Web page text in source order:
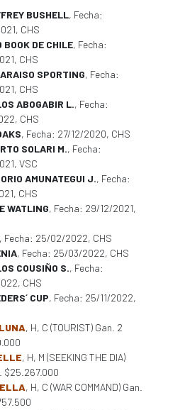
BUSHELL, Fecha:
CHS
BOOK DE CHILE, Fecha:
CHS
SPORTING, Fecha:
CHS
ABOGABIR L., Fecha:
CHS
, Fecha: 27/12/2020, CHS
SOLARI M., Fecha:
VSC
AMUNATEGUI J., Fecha:
CHS
WATLING, Fecha: 29/12/2021,
, Fecha: 25/02/2022, CHS
, Fecha: 25/03/2022, CHS
COUSIÑO S., Fecha:
CHS
CUP, Fecha: 25/11/2022,
, H, C (TOURIST) Gan. 2
, H, M (SEEKING THE DIA)
$25.267.000
, H, C (WAR COMMAND) Gan.